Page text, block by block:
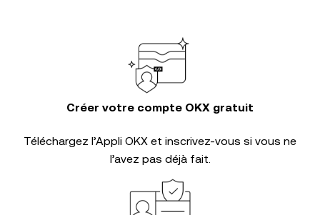
Créer votre compte OKX gratuit
Téléchargez l’Appli OKX et inscrivez-vous si vous ne
l’avez pas déjà fait.